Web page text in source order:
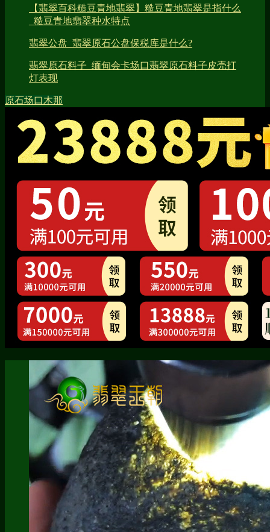
【翡翠百科糙豆青地翡翠】糙豆青地翡翠是指什么
_糙豆青地翡翠种水特点
翡翠公盘_翡翠原石公盘保税库是什么?
翡翠原石料子_缅甸会卡场口翡翠原石料子皮壳打
灯表现
原石场口木那